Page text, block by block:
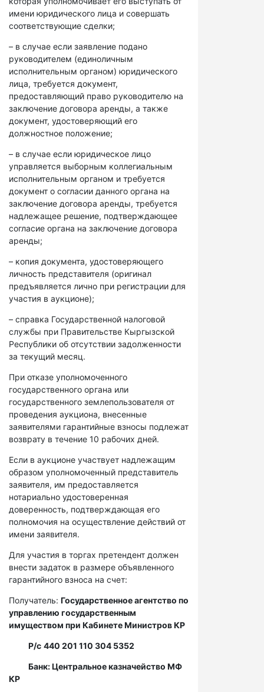
имени юридического лица и совершать
соответствующие сделки;
– в случае если заявление подано
руководителем (единоличным
исполнительным органом) юридического
лица, требуется документ,
предоставляющий право руководителю на
заключение договора аренды, а также
документ, удостоверяющий его
должностное положение;
– в случае если юридическое лицо
управляется выборным коллегиальным
исполнительным органом и требуется
документ о согласии данного органа на
заключение договора аренды, требуется
надлежащее решение, подтверждающее
согласие органа на заключение договора
аренды;
– копия документа, удостоверяющего
личность представителя (оригинал
предъявляется лично при регистрации для
участия в аукционе);
– справка Государственной налоговой
службы при Правительстве Кыргызской
Республики об отсутствии задолженности
за текущий месяц.
При отказе уполномоченного
государственного органа или
государственного землепользователя от
проведения аукциона, внесенные
заявителями гарантийные взносы подлежат
возврату в течение 10 рабочих дней.
Если в аукционе участвует надлежащим
образом уполномоченный представитель
заявителя, им предоставляется
нотариально удостоверенная
доверенность, подтверждающая его
полномочия на осуществление действий от
имени заявителя.
Для участия в торгах претендент должен
внести задаток в размере объявленного
гарантийного взноса на счет:
Получатель: Государственное агентство по
управлению государственным
имуществом при Кабинете Министров КР
Р/с 440 201 110 304 5352
Банк: Центральное казначейство МФ
КР